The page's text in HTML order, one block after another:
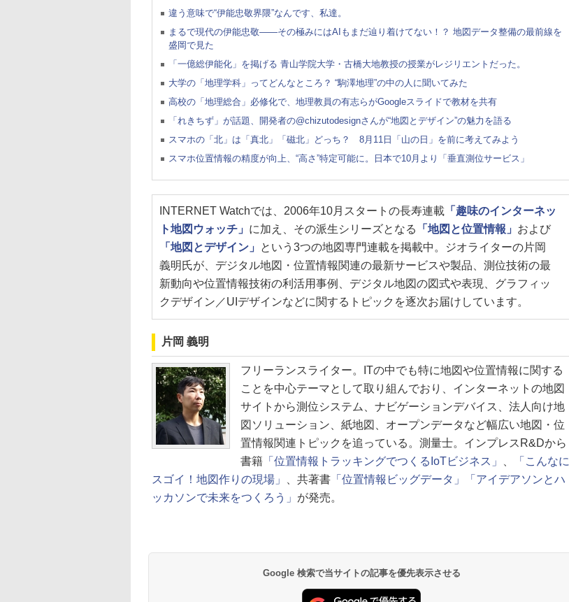
違う意味で“伊能忠敬界隈”なんです、私達。
まるで現代の伊能忠敬――その極みにはAIもまだ辿り着けてない！？ 地図データ整備の最前線を
盛岡で見た
「一億総伊能化」を掲げる 青山学院大学・古橋大地教授の授業がレジリエントだった。
大学の「地理学科」ってどんなところ？ “駒澤地理”の中の人に聞いてみた
高校の「地理総合」必修化で、地理教員の有志らがGoogleスライドで教材を共有
「れきちず」が話題、開発者の@chizutodesignさんが“地図とデザイン”の魅力を語る
スマホの「北」は「真北」「磁北」どっち？ 8月11日「山の日」を前に考えてみよう
スマホ位置情報の精度が向上、“高さ”特定可能に。日本で10月より「垂直測位サービス」
INTERNET Watchでは、2006年10月スタートの長寿連載 「趣味のインターネッ
ト地図ウォッチ」 に加え、その派生シリーズとなる 「地図と位置情報」 および
「地図とデザイン」
という3つの地図専門連載を掲載中。ジオライターの片岡
義明氏が、デジタル地図・位置情報関連の最新サービスや製品、測位技術の最
新動向や位置情報技術の利活用事例、デジタル地図の図式や表現、グラフィッ
クデザイン／UIデザインなどに関するトピックを逐次お届けしています。
片岡 義明
フリーランスライター。ITの中でも特に地図や位置情報に関する
ことを中心テーマとして取り組んでおり、インターネットの地図
サイトから測位システム、ナビゲーションデバイス、法人向け地
図ソリューション、紙地図、オープンデータなど幅広い地図・位
置情報関連トピックを追っている。測量士。インプレスR&Dから
書籍 「位置情報トラッキングでつくるIoTビジネス」
「こんなに
スゴイ！地図作りの現場」
、共著書 「位置情報ビッグデータ」
「アイデアソンとハ
ッカソンで未来をつくろう」 が発売。
Google 検索で当サイトの記事を優先表示させる